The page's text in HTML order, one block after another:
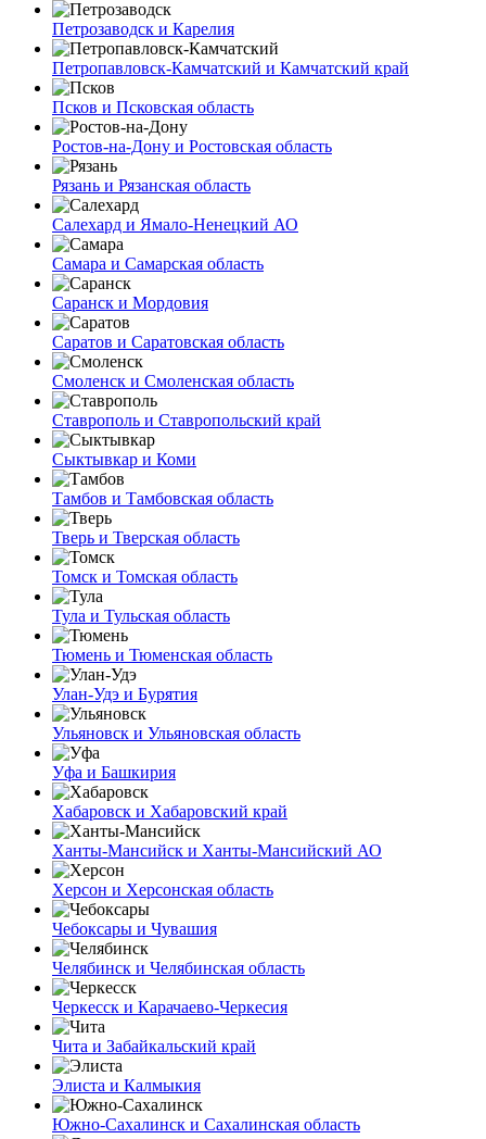
Петрозаводск и Карелия
Петропавловск-Камчатский и Камчатский край
Псков и Псковская область
Ростов-на-Дону и Ростовская область
Рязань и Рязанская область
Салехард и Ямало-Ненецкий АО
Самара и Самарская область
Саранск и Мордовия
Саратов и Саратовская область
Смоленск и Смоленская область
Ставрополь и Ставропольский край
Сыктывкар и Коми
Тамбов и Тамбовская область
Тверь и Тверская область
Томск и Томская область
Тула и Тульская область
Тюмень и Тюменская область
Улан-Удэ и Бурятия
Ульяновск и Ульяновская область
Уфа и Башкирия
Хабаровск и Хабаровский край
Ханты-Мансийск и Ханты-Мансийский АО
Херсон и Херсонская область
Чебоксары и Чувашия
Челябинск и Челябинская область
Черкесск и Карачаево-Черкесия
Чита и Забайкальский край
Элиста и Калмыкия
Южно-Сахалинск и Сахалинская область